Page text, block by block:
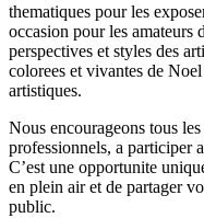
thematiques pour les
occasion pour les amateurs
perspectives et styles des
colorees et vivantes de
artistiques.
Nous encourageons tous
professionnels, a participer
C’est une opportunite
en plein air et de partager
public.